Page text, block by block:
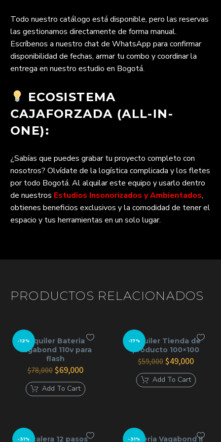
Todo nuestro catálogo está disponible, pero las reservas
las gestionamos directamente de forma manual.
Escríbenos a nuestro chat de WhatsApp para confirmar
disponibilidad de fechas, armar tu combo y coordinar la
entrega en nuestro estudio en Bogotá.
ECOSISTEMA
CAJAFORZADA (ALL-IN-
ONE):
¿Sabías que puedes grabar tu proyecto completo con
nosotros? Olvídate de la logística complicada y los fletes
por todo Bogotá. Al alquilar este equipo y usarlo dentro
de nuestros Estudios Insonorizados y Ambientados,
obtienes beneficios exclusivos y la comodidad de tener el
espacio y tus herramientas en un solo lugar.
PRODUCTOS RELACIONADOS
-12%Alquiler Bateria
Vagabond 110v para
flash
$78,000 El
precio
original
era:
$69,000El
actual
es:
Add To Cart
-17%
Alquiler Tienda de
producto 100×100
$59,000 El
precio
original
era:
$49,000El
actual
es:
Add To Cart
-31%Escalera 12 pasos
-31%
Bateria Vagabond II